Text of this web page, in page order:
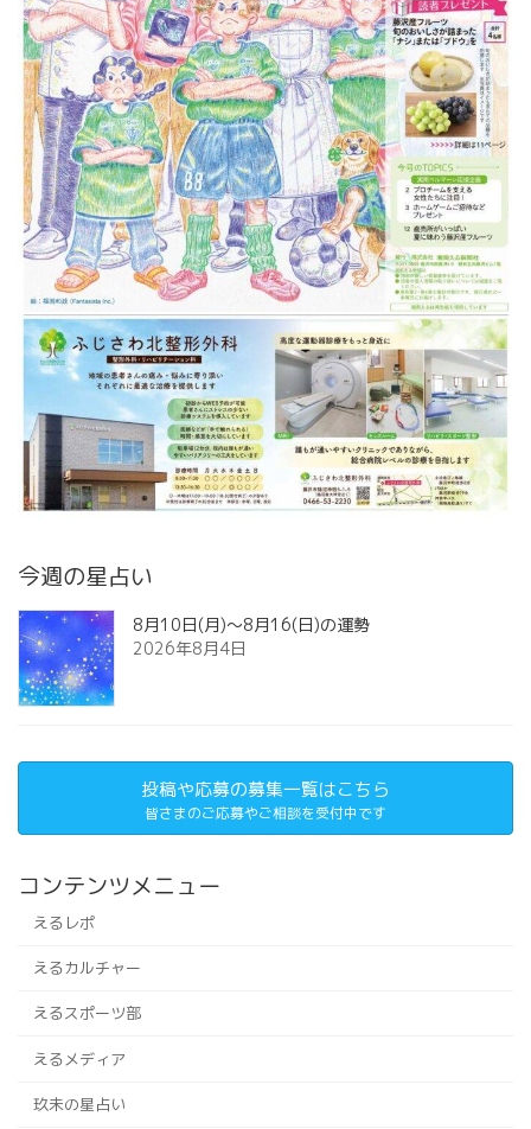
今週の星占い
8月10日(月)～8月16(日)の運勢
2026年8月4日
投稿や応募の募集一覧はこちら
皆さまのご応募やご相談を受付中です
コンテンツメニュー
えるレポ
えるカルチャー
えるスポーツ部
えるメディア
玖未の星占い